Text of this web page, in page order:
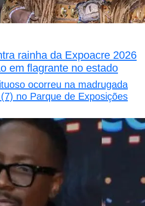
rainha da Expoacre 2026
em flagrante no estado
ocorreu na madrugada
no Parque de Exposições